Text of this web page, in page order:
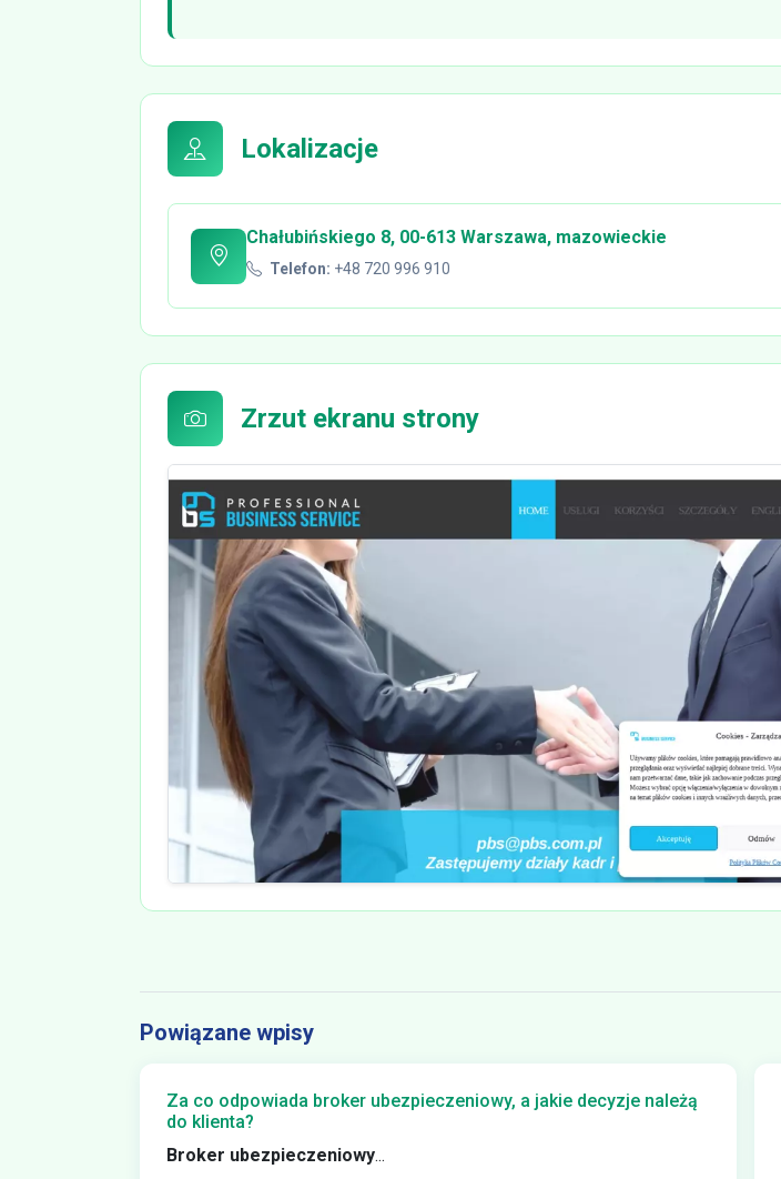
Lokalizacje
Chałubińskiego 8, 00-613 Warszawa, mazowieckie
Telefon: +48 720 996 910
Zrzut ekranu strony
Powiązane wpisy
Za co odpowiada broker ubezpieczeniowy, a jakie decyzje należą
do klienta?
Broker ubezpieczeniowy...